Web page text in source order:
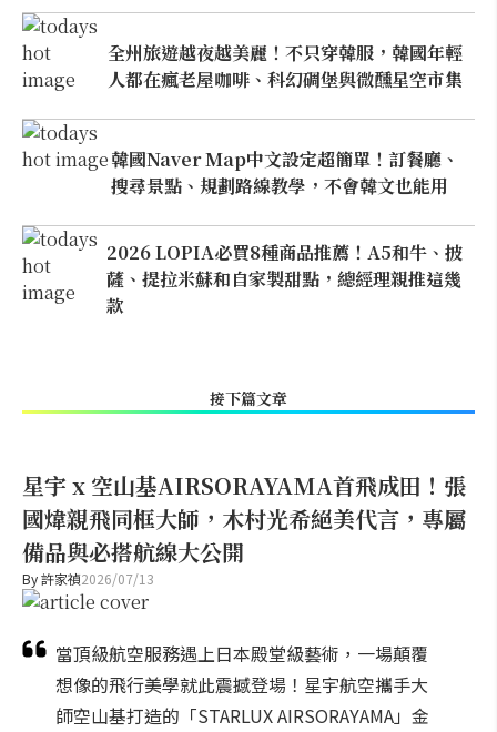
全州旅遊越夜越美麗！不只穿韓服，韓國年輕
人都在瘋老屋咖啡、科幻碉堡與微醺星空市集
韓國Naver Map中文設定超簡單！訂餐廳、
搜尋景點、規劃路線教學，不會韓文也能用
2026 LOPIA必買8種商品推薦！A5和牛、披
薩、提拉米蘇和自家製甜點，總經理親推這幾
款
接下篇文章
星宇 x 空山基AIRSORAYAMA首飛成田！張
國煒親飛同框大師，木村光希絕美代言，專屬
備品與必搭航線大公開
By許家禎2026/07/13
當頂級航空服務遇上日本殿堂級藝術，一場顛覆
想像的飛行美學就此震撼登場！星宇航空攜手大
師空山基打造的「STARLUX AIRSORAYAMA」金